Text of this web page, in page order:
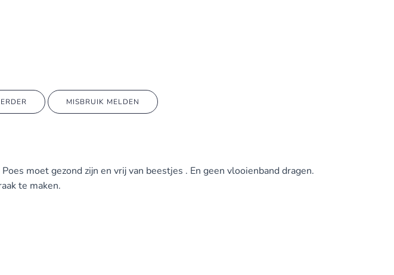
MISBRUIK MELDEN
moet gezond zijn en vrij van beestjes . En geen vlooienband dragen.
te maken.